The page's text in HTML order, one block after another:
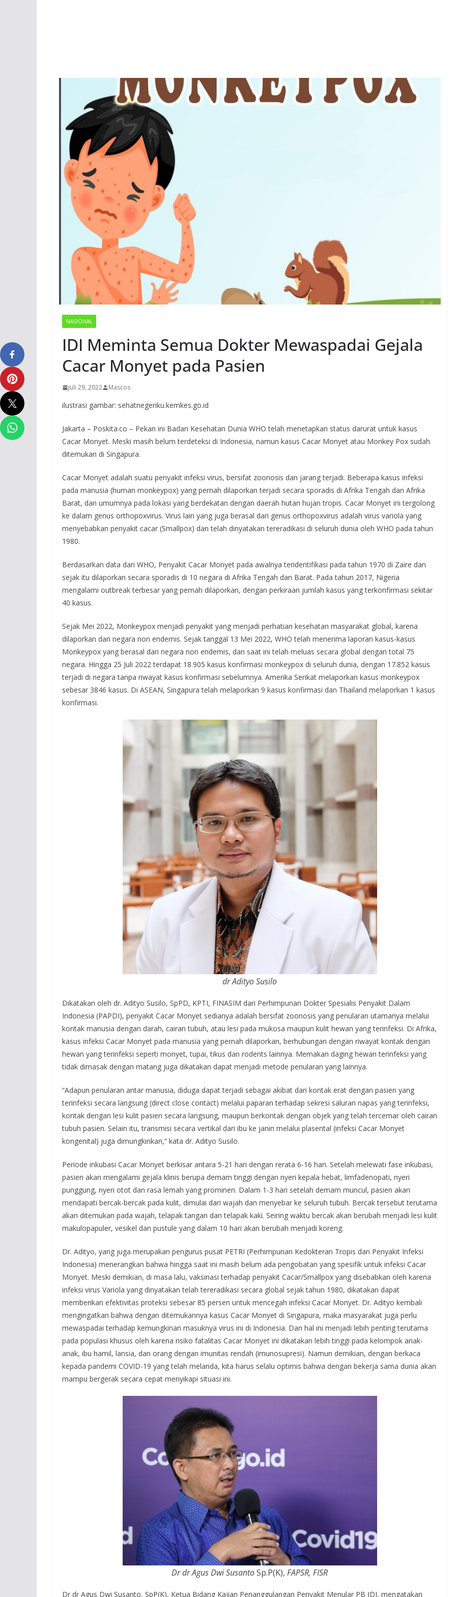
NASIONAL
IDI Meminta Semua Dokter Mewaspadai Gejala
Cacar Monyet pada Pasien
Juli 29, 2022 Mascos
ilustrasi gambar: sehatnegeriku.kemkes.go.id
Jakarta – Poskita.co – Pekan ini Badan Kesehatan Dunia WHO telah menetapkan status darurat untuk kasus
Cacar Monyet. Meski masih belum terdeteksi di Indonesia, namun kasus Cacar Monyet atau Monkey Pox sudah
ditemukan di Singapura.
Cacar Monyet adalah suatu penyakit infeksi virus, bersifat zoonosis dan jarang terjadi. Beberapa kasus infeksi
pada manusia (human monkeypox) yang pernah dilaporkan terjadi secara sporadis di Afrika Tengah dan Afrika
Barat, dan umumnya pada lokasi yang berdekatan dengan daerah hutan hujan tropis. Cacar Monyet ini tergolong
ke dalam genus orthopoxvirus. Virus lain yang juga berasal dari genus orthopoxvirus adalah virus variola yang
menyebabkan penyakit cacar (Smallpox) dan telah dinyatakan tereradikasi di seluruh dunia oleh WHO pada tahun
1980.
Berdasarkan data dari WHO, Penyakit Cacar Monyet pada awalnya teridentifikasi pada tahun 1970 di Zaire dan
sejak itu dilaporkan secara sporadis di 10 negara di Afrika Tengah dan Barat. Pada tahun 2017, Nigeria
mengalami outbreak terbesar yang pernah dilaporkan, dengan perkiraan jumlah kasus yang terkonfirmasi sekitar
40 kasus.
Sejak Mei 2022, Monkeypox menjadi penyakit yang menjadi perhatian kesehatan masyarakat global, karena
dilaporkan dari negara non endemis. Sejak tanggal 13 Mei 2022, WHO telah menerima laporan kasus-kasus
Monkeypox yang berasal dari negara non endemis, dan saat ini telah meluas secara global dengan total 75
negara. Hingga 25 Juli 2022 terdapat 18.905 kasus konfirmasi monkeypox di seluruh dunia, dengan 17.852 kasus
terjadi di negara tanpa riwayat kasus konfirmasi sebelumnya. Amerika Serikat melaporkan kasus monkeypox
sebesar 3846 kasus. Di ASEAN, Singapura telah melaporkan 9 kasus konfirmasi dan Thailand melaporkan 1 kasus
konfirmasi.
dr Adityo Susilo
Dikatakan oleh dr. Adityo Susilo, SpPD, KPTI, FINASIM dari Perhimpunan Dokter Spesialis Penyakit Dalam
Indonesia (PAPDI), penyakit Cacar Monyet sedianya adalah bersifat zoonosis yang penularan utamanya melalui
kontak manusia dengan darah, cairan tubuh, atau lesi pada mukosa maupun kulit hewan yang terinfeksi. Di Afrika,
kasus infeksi Cacar Monyet pada manusia yang pernah dilaporkan, berhubungan dengan riwayat kontak dengan
hewan yang terinfeksi seperti monyet, tupai, tikus dan rodents lainnya. Memakan daging hewan terinfeksi yang
tidak dimasak dengan matang juga dikatakan dapat menjadi metode penularan yang lainnya.
“Adapun penularan antar manusia, diduga dapat terjadi sebagai akibat dari kontak erat dengan pasien yang
terinfeksi secara langsung (direct close contact) melalui paparan terhadap sekresi saluran napas yang terinfeksi,
kontak dengan lesi kulit pasien secara langsung, maupun berkontak dengan objek yang telah tercemar oleh cairan
tubuh pasien. Selain itu, transmisi secara vertikal dari ibu ke janin melalui plasental (infeksi Cacar Monyet
kongenital) juga dimungkinkan,” kata dr. Adityo Susilo.
Periode inkubasi Cacar Monyet berkisar antara 5-21 hari dengan rerata 6-16 hari. Setelah melewati fase inkubasi,
pasien akan mengalami gejala klinis berupa demam tinggi dengan nyeri kepala hebat, limfadenopati, nyeri
punggung, nyeri otot dan rasa lemah yang prominen. Dalam 1-3 hari setelah demam muncul, pasien akan
mendapati bercak-bercak pada kulit, dimulai dari wajah dan menyebar ke seluruh tubuh. Bercak tersebut terutama
akan ditemukan pada wajah, telapak tangan dan telapak kaki. Seiring waktu bercak akan berubah menjadi lesi kulit
makulopapuler, vesikel dan pustule yang dalam 10 hari akan berubah menjadi koreng.
Dr. Adityo, yang juga merupakan pengurus pusat PETRI (Perhimpunan Kedokteran Tropis dan Penyakit Infeksi
Indonesia) menerangkan bahwa hingga saat ini masih belum ada pengobatan yang spesifik untuk infeksi Cacar
Monyet. Meski demikian, di masa lalu, vaksinasi terhadap penyakit Cacar/Smallpox yang disebabkan oleh karena
infeksi virus Variola yang dinyatakan telah tereradikasi secara global sejak tahun 1980, dikatakan dapat
memberikan efektivitas proteksi sebesar 85 persen untuk mencegah infeksi Cacar Monyet. Dr. Adityo kembali
mengingatkan bahwa dengan ditemukannya kasus Cacar Monyet di Singapura, maka masyarakat juga perlu
mewaspadai terhadap kemungkinan masuknya virus ini di Indonesia. Dan hal ini menjadi lebih penting terutama
pada populasi khusus oleh karena risiko fatalitas Cacar Monyet ini dikatakan lebih tinggi pada kelompok anak-
anak, ibu hamil, lansia, dan orang dengan imunitas rendah (imunosupresi). Namun demikian, dengan berkaca
kepada pandemi COVID-19 yang telah melanda, kita harus selalu optimis bahwa dengan bekerja sama dunia akan
mampu bergerak secara cepat menyikapi situasi ini.
Dr dr Agus Dwi SusantoSp.P(K), FAPSR, FISR
Dr dr Agus Dwi Susanto, SpP(K), Ketua Bidang Kajian Penanggulangan Penyakit Menular PB IDI, mengatakan